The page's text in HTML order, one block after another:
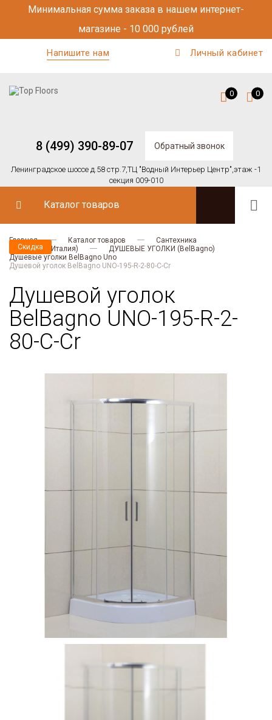
Минимальная сумма заказа в нашем интернет-
магазине - 10 000 рублей
Напишите нам Личный кабинет
8 (499) 390-89-07 Обратный звонок
Ленинградское шоссе д.58 стр.7,ТЦ "Водный Интерьер Центр",этаж -1
секция 009-010
0 0
Каталог товаров
Главная Каталог товаров
Сантехника
BELBAGNO (Италия)
ДУШЕВЫЕ УГОЛКИ (BelBagno)
Душевые уголки BelBagno Uno
Душевой уголок BelBagno UNO-195-R-2-80-C-Cr
Душевой уголок
BelBagno UNO-195-R-2-
80-C-Cr
Скидка